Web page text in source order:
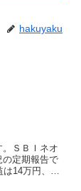
hakuyaku
ＳＢＩネオ
の定期報告で
は14万円、割